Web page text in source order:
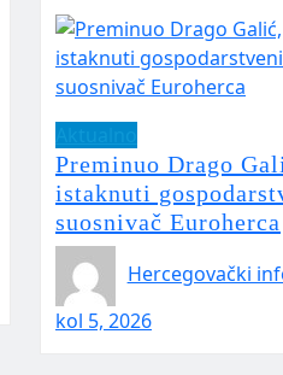
Preminuo Drago
istaknuti
suosnivač Euroherca
Hercegovački
kol 5, 2026